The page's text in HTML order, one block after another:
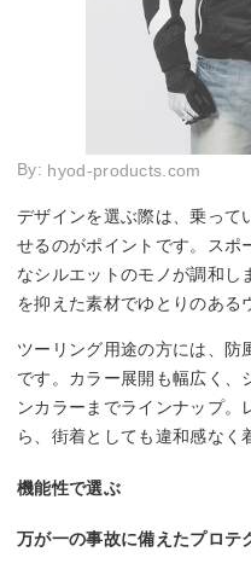
By: hyod-products.com
デザインを選ぶ際は、乗って
せるのがポイントです。スポ
なシルエットのモノが調和し
を抑えた素材でゆとりのある
ツーリング用途の方には、防
です。カラー展開も幅広く、
ンカラーまでラインナップ。
ら、街着としても違和感なく
機能性で選ぶ
万が一の事故に備えたプロテ